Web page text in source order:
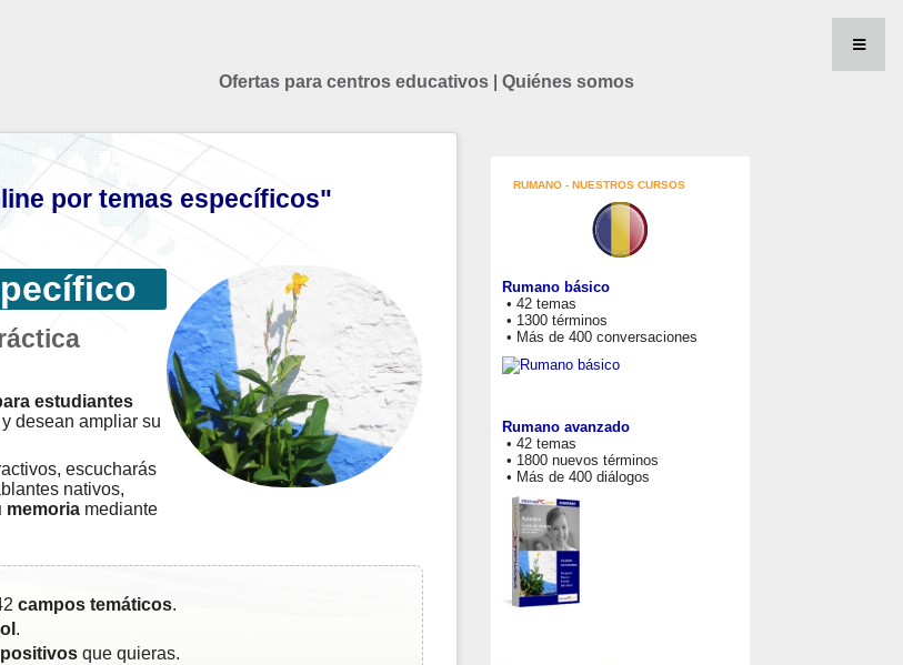
Ofertas para centros educativos Quiénes somos
por temas específicos"
estudiantes
desean ampliar su
escucharás
nativos,
memoriamediante
campos temáticos.
.
que quieras.
RUMANO - NUESTROS CURSOS
Rumano básico
• 42 temas
• 1300 términos
• Más de 400 conversaciones
Rumano avanzado
• 42 temas
• 1800 nuevos términos
• Más de 400 diálogos